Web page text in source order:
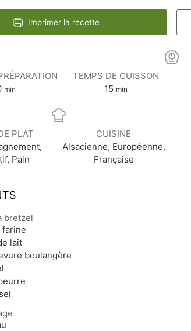
Imprimer la recette
min
TEMPS DE CUISSON
15 min
PLAT
Pain
CUISINE
Alsacienne, Européenne,
Française
bretzel
farine
lait
boulangère